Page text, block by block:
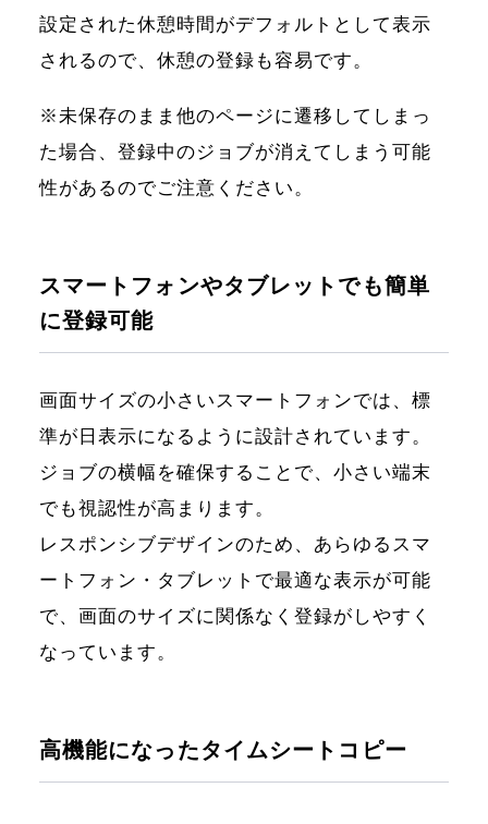
設定された休憩時間がデフォルトとして表示
されるので、休憩の登録も容易です。
※未保存のまま他のページに遷移してしまっ
た場合、登録中のジョブが消えてしまう可能
性があるのでご注意ください。
スマートフォンやタブレットでも簡単
に登録可能
画面サイズの小さいスマートフォンでは、標
準が日表示になるように設計されています。
ジョブの横幅を確保することで、小さい端末
でも視認性が高まります。
レスポンシブデザインのため、あらゆるスマ
ートフォン・タブレットで最適な表示が可能
で、画面のサイズに関係なく登録がしやすく
なっています。
高機能になったタイムシートコピー